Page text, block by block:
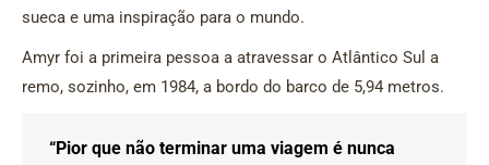
sueca e uma inspiração para o mundo.
Amyr foi a primeira pessoa a atravessar o Atlântico Sul a
remo, sozinho, em 1984, a bordo do barco de 5,94 metros.
“Pior que não terminar uma viagem é nunca